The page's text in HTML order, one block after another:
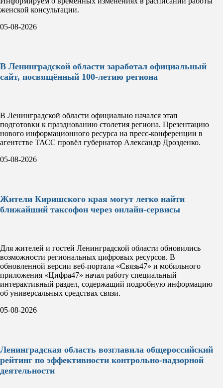
женской консультации.
05-08-2026
В Ленинградской области заработал официальный
сайт, посвящённый 100-летию региона
В Ленинградской области официально начался этап
подготовки к празднованию столетия региона. Презентацию
нового информационного ресурса на пресс-конференции в
агентстве ТАСС провёл губернатор Александр Дрозденко.
05-08-2026
Жители Киришского края могут легко найти
ближайший таксофон через онлайн-сервисы
Для жителей и гостей Ленинградской области обновились
возможности региональных цифровых ресурсов. В
обновленной версии веб-портала «Связь47» и мобильного
приложения «Цифра47» начал работу специальный
интерактивный раздел, содержащий подробную информацию
об универсальных средствах связи.
05-08-2026
Ленинградская область возглавила общероссийский
рейтинг по эффективности контрольно-надзорной
деятельности